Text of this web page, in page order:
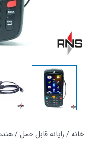
خانه / رایانه قابل حمل